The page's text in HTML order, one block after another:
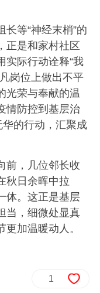
等“神经末梢”的
正是和家村社区
实际行动诠释“我
岗位上做出不平
光荣与奉献的温
情防控到基层治
华的行动，汇聚成
前，几位邻长收
秋日余晖中拉
体。这正是基层
当，细微处显真
加温暖动人。
1